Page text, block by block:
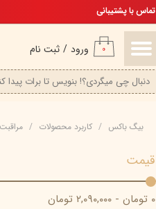
ورود / ثبت نام
حساب کاربری من
تغییر گذر واژه
سفارشات
خروج از حساب کاربری
۰
تخفیف ویژه، تماس با پشتیبانی
بیگ باکس کاربرد محصولات
قیمت
۰ تومان - ۲,۰۹۰,۰۰۰ تومان